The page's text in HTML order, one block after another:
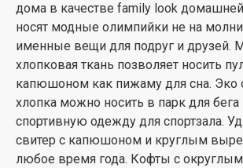
дома в качестве family look
носят модные олимпийки не на
именные вещи для подруг и друзей.
хлопковая ткань позволяет носить
капюшоном как пижаму для сна. Эко
хлопка можно носить в парк для бега
спортивную одежду для спортзала.
свитер с капюшоном и круглым
любое время года. Кофты с